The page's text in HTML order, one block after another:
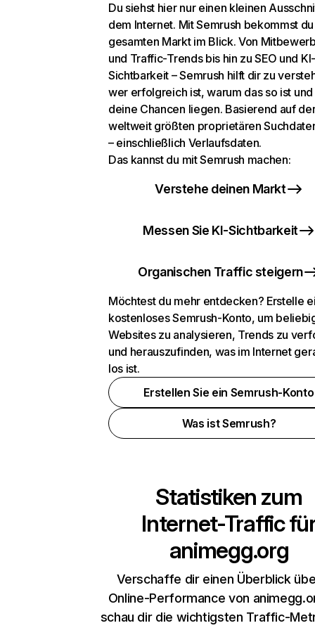
Du siehst hier nur einen kleinen
dem Internet. Mit Semrush bekommst
gesamten Markt im Blick. Von
und Traffic-Trends bis hin zu SEO und KI-
Sichtbarkeit – Semrush hilft dir zu
wer erfolgreich ist, warum das so ist
deine Chancen liegen. Basierend auf
weltweit größten proprietären
– einschließlich Verlaufsdaten.
Das kannst du mit Semrush machen:
Verstehe deinen Markt
Messen Sie KI-Sichtbarkeit
Organischen Traffic steigern
Möchtest du mehr entdecken? Erstelle
kostenloses Semrush-Konto, um
Websites zu analysieren, Trends zu
und herauszufinden, was im Internet
los ist.
Erstellen Sie ein Semrush-Konto
Was ist Semrush?
Statistiken zum
Internet-Traffic
animegg.org
Verschaffe dir einen Überblick
Online-Performance von
schau dir die wichtigsten Traffic-